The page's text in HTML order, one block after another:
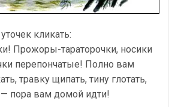
кликать:
Прожоры-тараторочки, носики
перепончатые! Полно вам
травку щипать, тину глотать,
пора вам домой идти!